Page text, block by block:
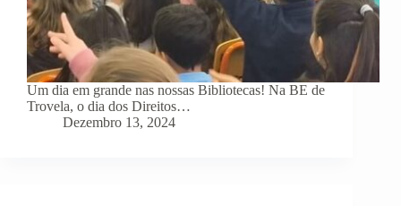
Um dia em grande nas nossas Bibliotecas! Na BE de
Trovela, o dia dos Direitos…
Dezembro 13, 2024